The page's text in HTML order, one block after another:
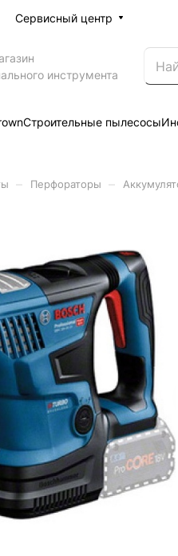
Сервисный центр
инструмента
Строительные пылесосы
Перфораторы